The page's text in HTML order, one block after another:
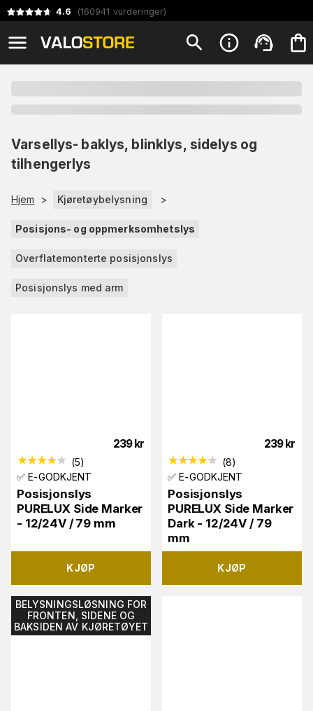
4.6 (160941 vurderinger)
Varsellys- baklys, blinklys, sidelys og
tilhengerlys
Hjem > Kjøretøybelysning >
Posisjons- og oppmerksomhetslys
Overflatemonterte posisjonslys
Posisjonslys med arm
239 kr
(5)
✅ E-GODKJENT
Posisjonslys
PURELUX Side Marker
- 12/24V / 79 mm
KJØP
239 kr
(8)
✅ E-GODKJENT
Posisjonslys
PURELUX Side Marker
Dark - 12/24V / 79
mm
KJØP
BELYSNINGSLØSNING FOR
FRONTEN, SIDENE OG
BAKSIDEN AV KJØRETØYET